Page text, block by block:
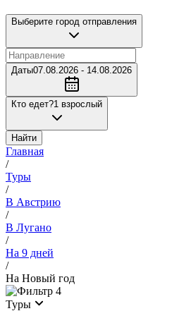
Выберите город отправления
Даты07.08.2026 - 14.08.2026
Кто едет?1 взрослый
Найти
Главная
/
Туры
/
В Австрию
/
В Лугано
/
На 9 дней
/
На Новый год
4
Туры